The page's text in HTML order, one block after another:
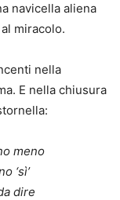
navicella aliena
miracolo.
nella
E nella chiusura
meno
‘sì’
dire